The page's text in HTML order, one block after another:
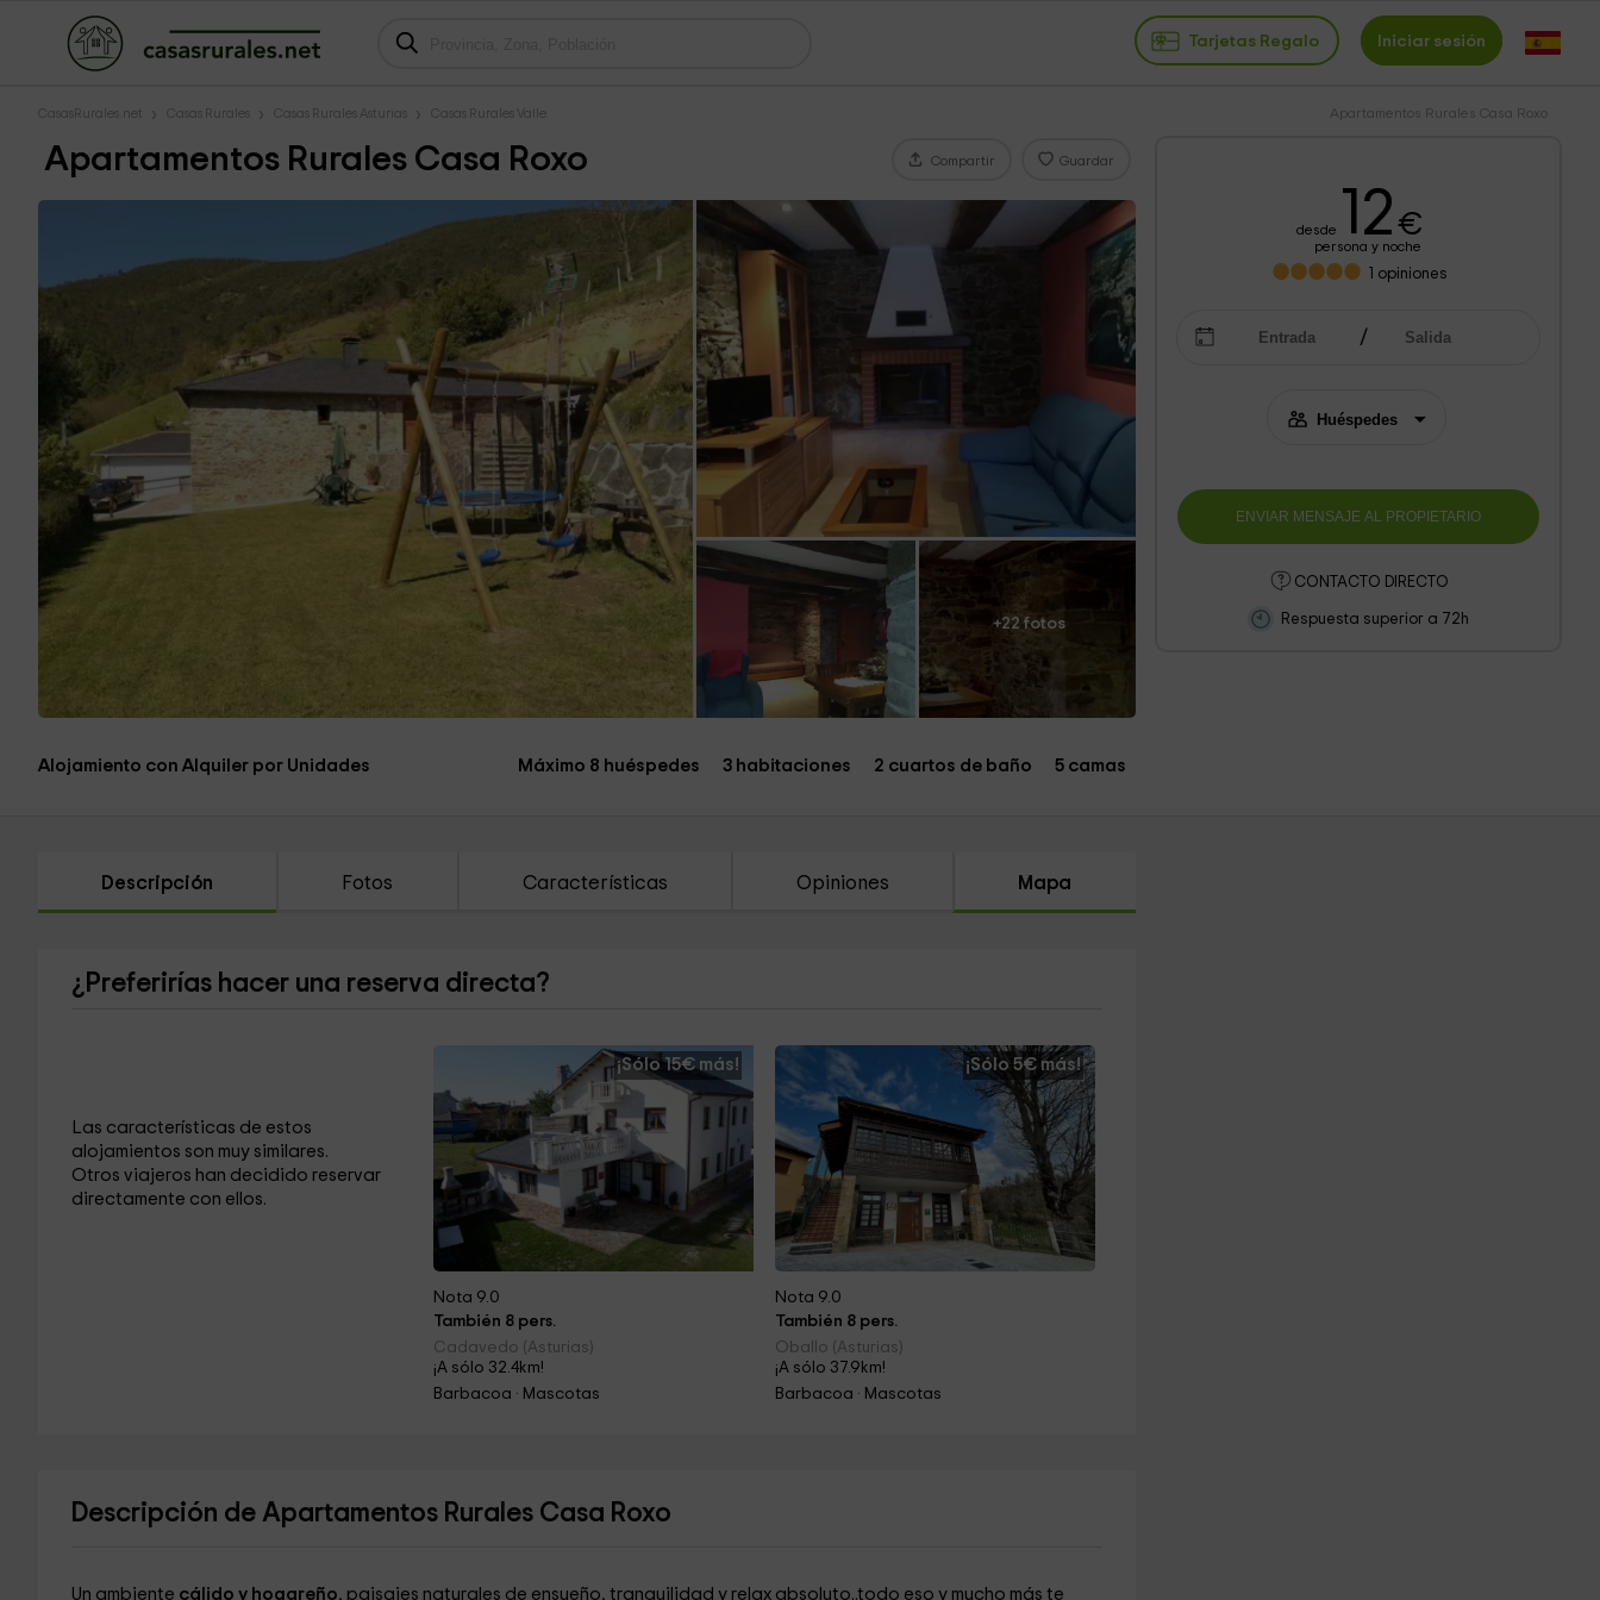
Tarjetas Regalo Iniciar sesión
CasasRurales.net Casas Rurales Casas Rurales Asturias Casas Rurales Valle Apartamentos Rurales Casa Roxo
Apartamentos Rurales Casa Roxo Compartir Guardar
+22 fotos
desde 12€
persona y noche
1 opiniones
CONTACTO DIRECTO
Respuesta superior a 72h
Alojamiento con Alquiler por Unidades Máximo 8 huéspedes 3 habitaciones 2 cuartos de baño 5 camas
Descripción Fotos Características Opiniones Mapa
¿Preferirías hacer una reserva directa?
Las características de estos
alojamientos son muy similares.
Otros viajeros han decidido reservar
directamente con ellos.
¡Sólo 15€ más!
Nota 9.0
También 8 pers.
Cadavedo (Asturias)
¡A sólo 32.4km!
Barbacoa · Mascotas
¡Sólo 5€ más!
Nota 9.0
También 8 pers.
Oballo (Asturias)
¡A sólo 37.9km!
Barbacoa · Mascotas
Descripción de Apartamentos Rurales Casa Roxo
Un ambiente cálido y hogareño, paisajes naturales de ensueño, tranquilidad y relax absoluto..todo eso y mucho más te